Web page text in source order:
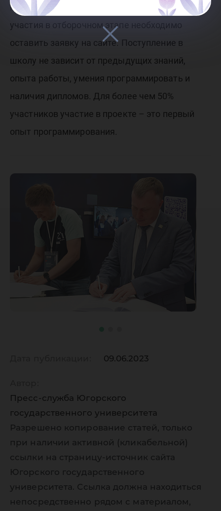
может быть предоставлено общежитие. Для
участия в отборочном этапе необходимо
оставить заявку на сайте. Поступление в
школу не зависит от предыдущих знаний,
опыта работы, умения программировать и
наличия дипломов. Для более чем 50%
участников участие в проекте – это первый
опыт программирования.
09.06.2023
Пресс-служба Югорского
государственного университета
Разрешено копирование статей, только
при наличии активной (кликабельной)
ссылки на страницу-источник сайта
Югорского государственного
университета. Ссылка должна находиться
непосредственно рядом с материалом,